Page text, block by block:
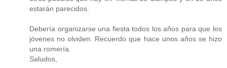
estarán parecidos.
Debería organizarse una fiesta todos los años para que los
jóvenes no olviden. Recuerdo que hace unos años se hizo
una romería.
Saludos,